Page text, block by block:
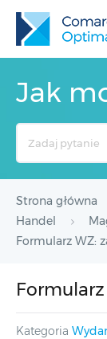
Jak
Strona główna
Handel
Formularz WZ:
Kategoria